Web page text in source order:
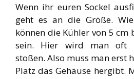
Wenn ihr euren Sockel
geht es an die Größe.
können die Kühler von 5 cm
sein. Hier wird man oft
stoßen. Also muss man erst
Platz das Gehäuse hergibt.